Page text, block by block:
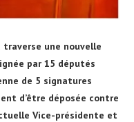
traverse une nouvelle
par 15 députés
de 5 signatures
d’être déposée contre
Vice-présidente et